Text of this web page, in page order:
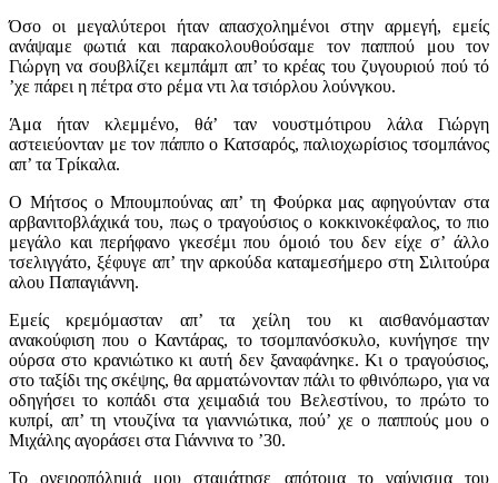
Όσο οι μεγαλύτεροι ήταν απασχολημένοι στην αρμεγή, εμείς
ανάψαμε φωτιά και παρακολουθούσαμε τον παππού μου τον
Γιώργη να σουβλίζει κεμπάμπ απ’ το κρέας του ζυγουριού πού τό
’χε πάρει η πέτρα στο ρέμα ντι λα τσιόρλου λούνγκου.
Άμα ήταν κλεμμένο, θά’ ταν νουστμότιρου λάλα Γιώργη
αστειεύονταν με τον πάππο ο Κατσαρός, παλιοχωρίσιος τσομπάνος
απ’ τα Τρίκαλα.
Ο Μήτσος ο Μπουμπούνας απ’ τη Φούρκα μας αφηγούνταν στα
αρβανιτοβλάχικά του, πως ο τραγούσιος ο κοκκινοκέφαλος, το πιο
μεγάλο και περήφανο γκεσέμι που όμοιό του δεν είχε σ’ άλλο
τσελιγγάτο, ξέφυγε απ’ την αρκούδα καταμεσήμερο στη Σιλιτούρα
αλου Παπαγιάννη.
Εμείς κρεμόμασταν απ’ τα χείλη του κι αισθανόμασταν
ανακούφιση που ο Καντάρας, το τσομπανόσκυλο, κυνήγησε την
ούρσα στο κρανιώτικο κι αυτή δεν ξαναφάνηκε. Κι ο τραγούσιος,
στο ταξίδι της σκέψης, θα αρματώνονταν πάλι το φθινόπωρο, για να
οδηγήσει το κοπάδι στα χειμαδιά του Βελεστίνου, το πρώτο το
κυπρί, απ’ τη ντουζίνα τα γιαννιώτικα, πού’ χε ο παππούς μου ο
Μιχάλης αγοράσει στα Γιάννινα το ’30.
Το ονειροπόλημά μου σταμάτησε απότομα το γαύγισμα του